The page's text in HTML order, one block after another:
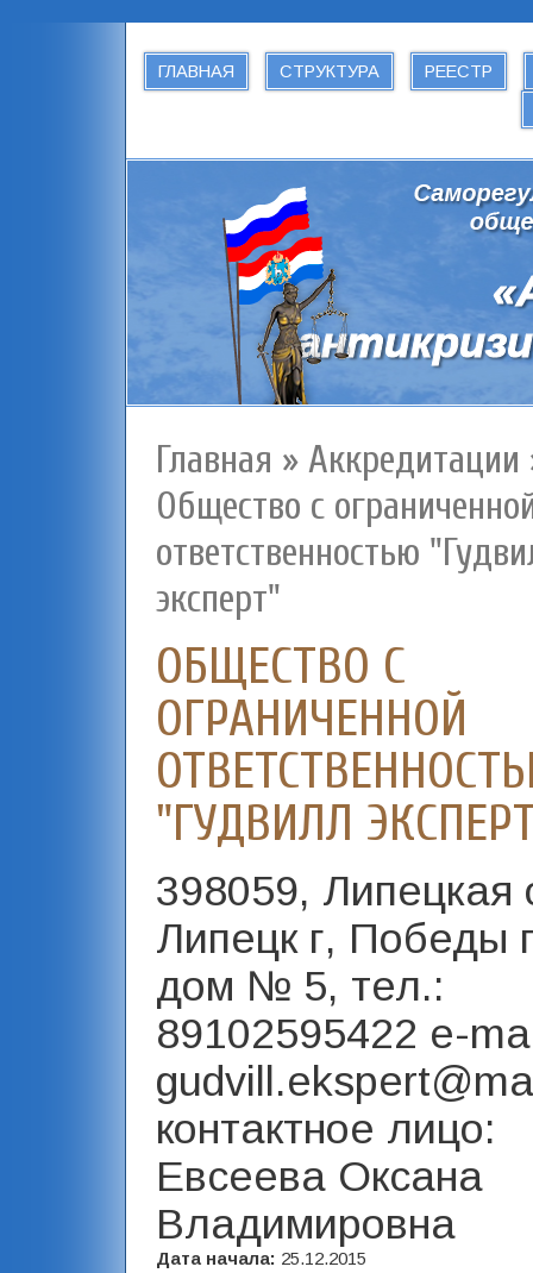
ГЛАВНАЯ СТРУКТУРА РЕЕСТР
Главная » Аккредитации
Общество с
ответственностью
эксперт"
ОБЩЕСТВО С
ОГРАНИЧЕННОЙ
"ГУДВИЛЛ
398059, Липецкая
Липецк г, Победы
дом № 5, тел.:
89102595422 e-
контактное лицо:
Евсеева Оксана
Владимировна
Дата начала: 25.12.2015